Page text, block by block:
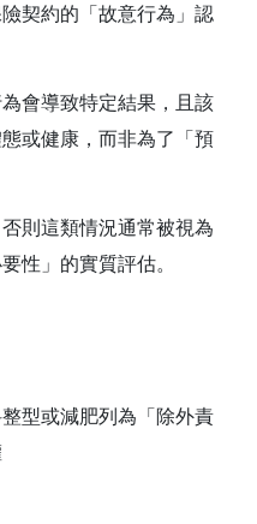
契約的「故意行為」認
會導致特定結果，且該
或健康，而非為了「預
則這類情況通常被視為
性」的實質評估。
型或減肥列為「除外責